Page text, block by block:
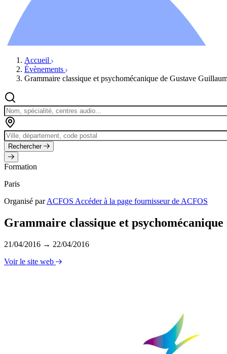
Évènements
Accueil
Évènements
Grammaire classique et psychomécanique de Gustave
Rechercher
Formation
Paris
Organisé parACFOS Accéder à la page fournisseur de ACFOS
Grammaire classique et
21/04/2016 → 22/04/2016
Voir le site web